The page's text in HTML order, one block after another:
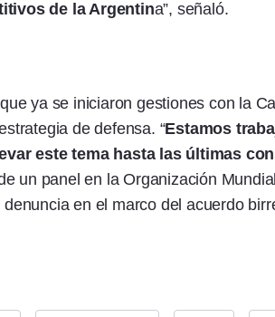
de la Argentina”, señaló.
ya se iniciaron gestiones con la
de defensa. “Estamos
este tema hasta las últimas
un panel en la Organización
en el marco del acuerdo